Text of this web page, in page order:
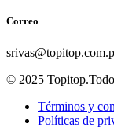
Correo
© 2025
Términos y
Políticas de